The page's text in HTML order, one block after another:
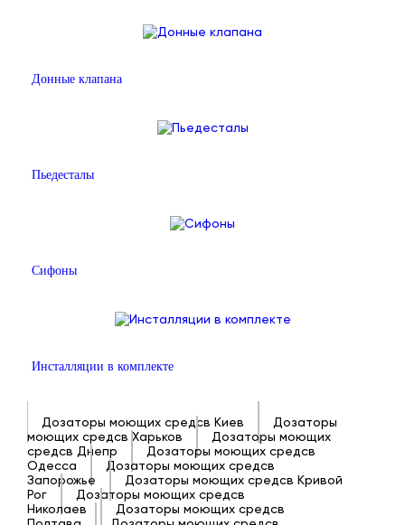
Донные клапана
Пьедесталы
Сифоны
Инсталляции в комплекте
Дозаторы моющих средсв Киев
Дозаторы
моющих средсв Харьков
Дозаторы моющих
средсв Днепр
Дозаторы моющих средсв
Одесса
Дозаторы моющих средсв
Запорожье
Дозаторы моющих средсв Кривой
Рог
Дозаторы моющих средсв
Николаев
Дозаторы моющих средсв